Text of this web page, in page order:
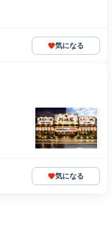
気になる
気になる